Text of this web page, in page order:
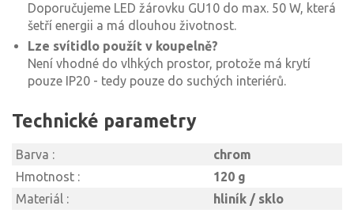
Doporučujeme LED žárovku GU10 do max. 50 W, která
šetří energii a má dlouhou životnost.
Lze svítidlo použít v koupelně?
Není vhodné do vlhkých prostor, protože má krytí
pouze IP20 - tedy pouze do suchých interiérů.
Technické parametry
Barva :
chrom
Hmotnost :
120 g
Materiál :
hliník / sklo